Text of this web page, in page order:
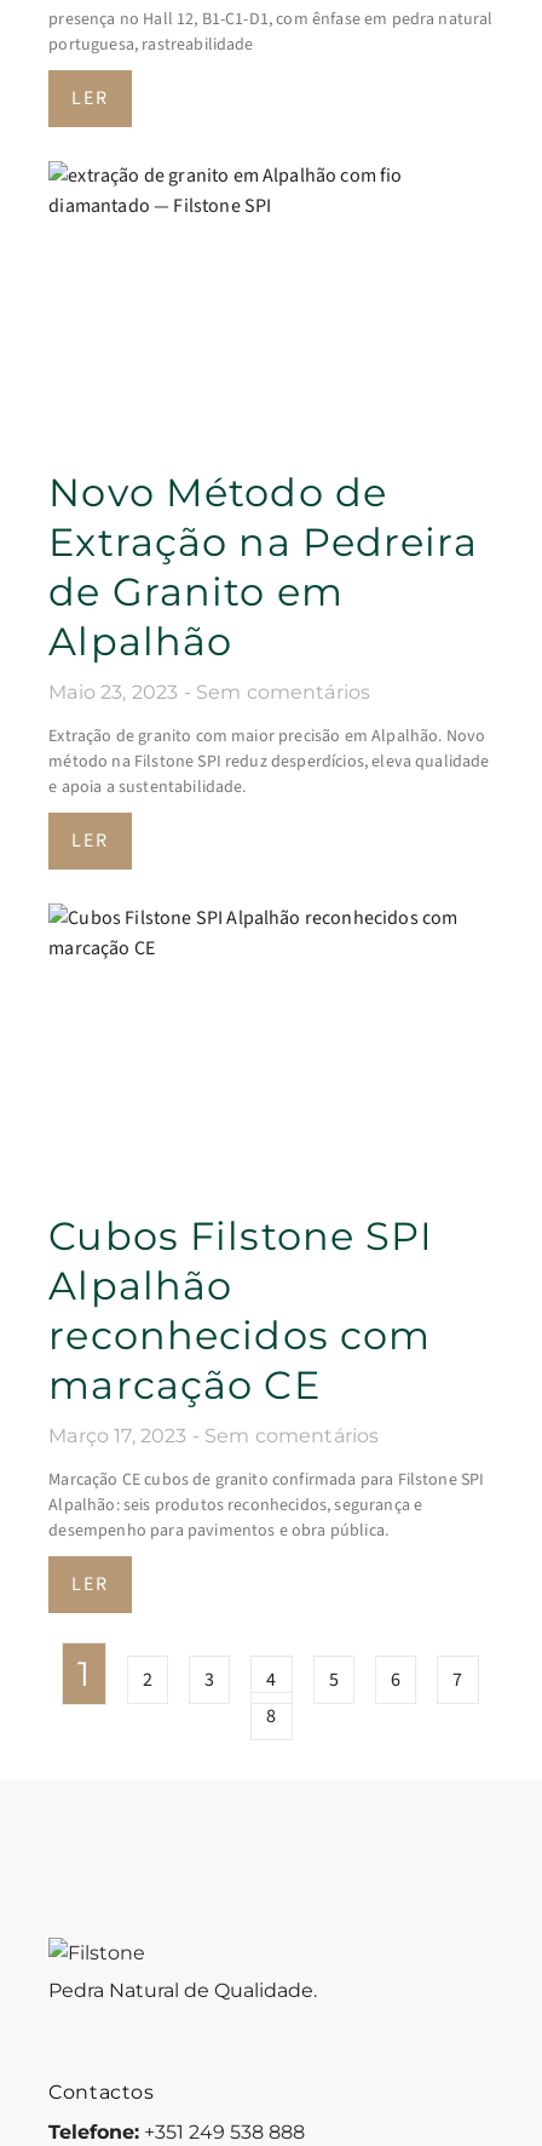
presença no Hall 12, B1-C1-D1, com ênfase em pedra natural
portuguesa, rastreabilidade
LER
Novo Método de
Extração na Pedreira
de Granito em
Alpalhão
Maio 23, 2023 Sem comentários
Extração de granito com maior precisão em Alpalhão. Novo
método na Filstone SPI reduz desperdícios, eleva qualidade
e apoia a sustentabilidade.
LER
Cubos Filstone SPI
Alpalhão
reconhecidos com
marcação CE
Março 17, 2023 Sem comentários
Marcação CE cubos de granito confirmada para Filstone SPI
Alpalhão: seis produtos reconhecidos, segurança e
desempenho para pavimentos e obra pública.
LER
1 2 3 4 5 6
7
8
Pedra Natural de Qualidade.
Contactos
Telefone: +351 249 538 888